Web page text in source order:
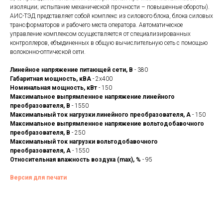
изоляции; испытание механической прочности – повышенные обороты).
АИС-ТЭД представляет собой комплекс из силового блока, блока силовых
трансформаторов и рабочего места оператора. Автоматическое
управление комплексом осуществляется от специализированных
контроллеров, ебъединенных в общую вычислительную сеть с помощью
волоконно-оптической сети.
Линейное напряжение питающей сети, В - 380
Габаритная мощность, кВА - 2х400
Номинальная мощность, кВт - 150
Максимальное выпрямленное напряжение линейного
преобразователя, В - 1550
Максимальный ток нагрузки линейного преобразователя, А - 150
Максимальное выпрямленное напряжение вольтодобавочного
преобразователя, В - 250
Максимальный ток нагрузки вольтодобавочного
преобразователя, А - 1550
Относительная влажность воздуха (max), % - 95
Версия для печати